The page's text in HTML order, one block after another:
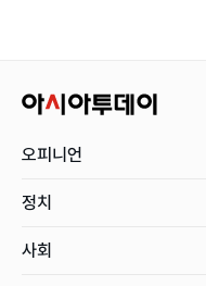
오피니언
정치
사회